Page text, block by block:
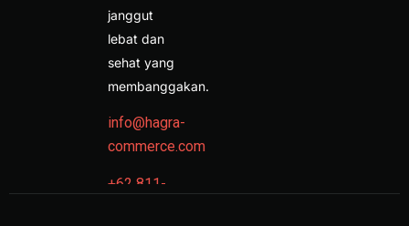
janggut
lebat dan
sehat yang
membanggakan.
info@hagra-
commerce.com
+62 811-